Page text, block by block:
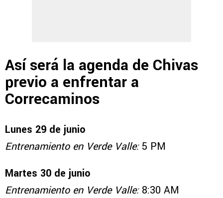
Así será la agenda de Chivas
previo a enfrentar a
Correcaminos
Lunes 29 de junio
Entrenamiento en Verde Valle:5 PM
Martes 30 de junio
Entrenamiento en Verde Valle:8:30 AM